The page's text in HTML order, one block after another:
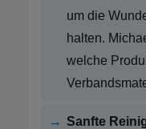
um die
halten.
welche
→ Sanfte